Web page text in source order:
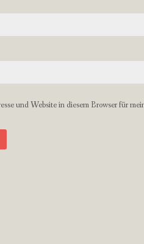
und Website in diesem Browser für